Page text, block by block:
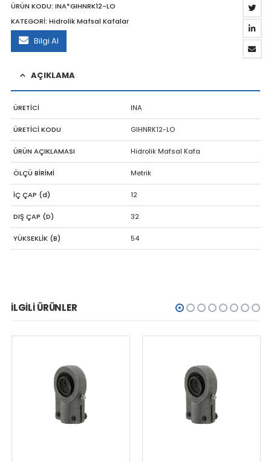
ÜRÜN KODU: INA*GIHNRK12-LO
KATEGORİ: Hidrolik Mafsal Kafalar
Bilgi Al
AÇIKLAMA
ÜRETİCİ INA
ÜRETİCİ KODU GIHNRK12-LO
ÜRÜN AÇIKLAMASI Hidrolik Mafsal Kafa
ÖLÇÜ BİRİMİ Metrik
İÇ ÇAP (d) 12
DIŞ ÇAP (D) 32
YÜKSEKLİK (B) 54
İLGILI ÜRÜNLER